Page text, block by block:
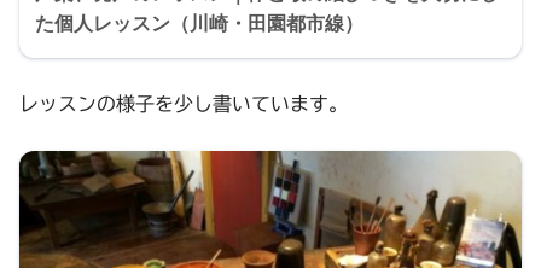
た個人レッスン（川崎・田園都市線）
レッスンの様子を少し書いています。